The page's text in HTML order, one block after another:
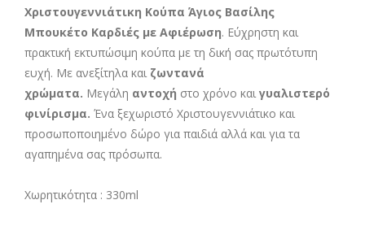
Χριστουγεννιάτικη Κούπα Άγιος Βασίλης
Μπουκέτο Καρδιές με Αφιέρωση. Εύχρηστη και
πρακτική εκτυπώσιμη κούπα με τη δική σας πρωτότυπη
ευχή. Με ανεξίτηλα και ζωντανά
χρώματα. Μεγάλη αντοχή στο χρόνο και γυαλιστερό
φινίρισμα. Ένα ξεχωριστό Χριστουγεννιάτικο και
προσωποποιημένο δώρο για παιδιά αλλά και για τα
αγαπημένα σας πρόσωπα.
Χωρητικότητα : 330ml